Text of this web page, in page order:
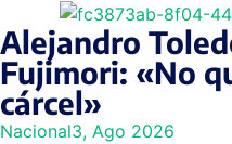
Alejandro
Fujimori: «No
cárcel»
Nacional3, Ago 2026